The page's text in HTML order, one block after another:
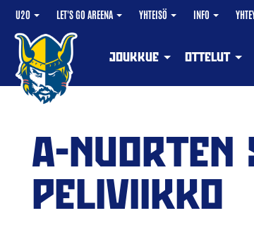
U20 LET'S GO AREENA YHTEISÖ INFO
JOUKKUE OTTELUT
A-
PELIVIIKKO